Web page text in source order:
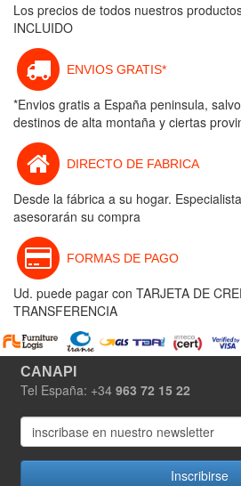
Los precios de todos nuestros
INCLUIDO
ENVIOS GRATIS*
*Envios gratis a España peninsula,
destinos de alta montaña y ciertas
DIRECTO DE FABRICA
Desde la fábrica a su hogar.
asesorarán su compra
FORMAS DE PAGO
Ud. puede pagar con TARJETA DE
TRANSFERENCIA
CANAPI
Tel España: +34 963 72 15 22
Inscribirse